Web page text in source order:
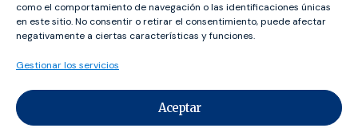
como el comportamiento de navegación o las identificaciones únicas
en este sitio. No consentir o retirar el consentimiento, puede afectar
negativamente a ciertas características y funciones.
Gestionar los servicios
Aceptar
¡Síguenos en redes!
Nuestras sedes